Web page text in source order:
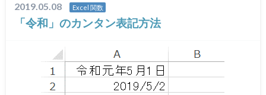
2019.05.08 Excel 関数
「令和」のカンタン表記方法